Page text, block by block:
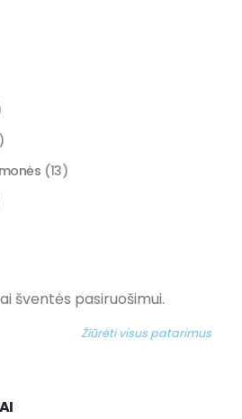
(13)
šventės pasiruošimui.
Žiūrėti visus patarimus